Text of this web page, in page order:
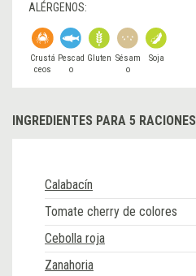
ALÉRGENOS:
Crustá
ceos
Pescad
o
Gluten Sésam
o
Soja
INGREDIENTES PARA 5 RACIONES
Calabacín
Tomate cherry de colores
Cebolla roja
Zanahoria